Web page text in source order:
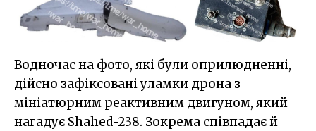
Водночас на фото, які були оприлюдненні,
дійсно зафіксовані уламки дрона з
мініатюрним реактивним двигуном, який
нагадує Shahed-238. Зокрема співпадає й